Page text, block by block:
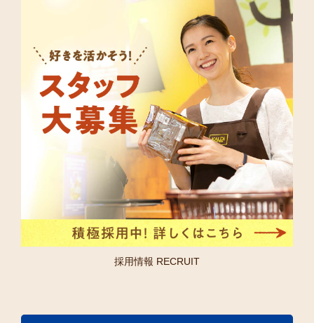
採用情報 RECRUIT